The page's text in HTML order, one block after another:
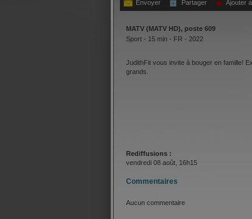
Envoyer Partager Ajouter
MATV (MATV HD), poste 609
Sport - 15 min - FR - 2022
JudithFit vous invite à bouger en famille!
grands.
Rediffusions :
vendredi 08 août, 16h15
Commentaires
Aucun commentaire